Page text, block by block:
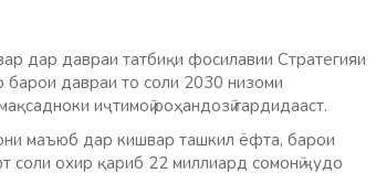
дар давраи татбиқи фосилавии Стратегияи
барои давраи то соли 2030 низоми
иҷтимоӣ роҳандозӣ гардидааст.
маъюб дар кишвар ташкил ёфта, барои
соли охир қариб 22 миллиард сомонӣ ҷудо